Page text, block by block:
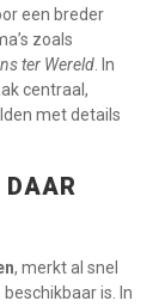
een breder
zoals
ter Wereld . In
centraal,
met details
DAAR
, merkt al snel
is. In